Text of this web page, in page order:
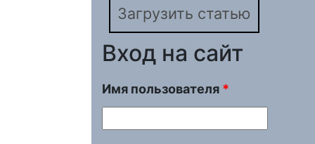
Загрузить статью
Вход на сайт
Имя пользователя *